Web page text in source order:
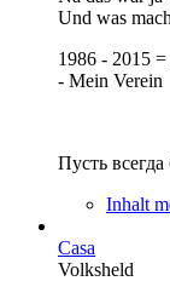
Und was
1986 - 2015
- Mein Verein
Пусть всегда
Inhalt
Casa
Volksheld